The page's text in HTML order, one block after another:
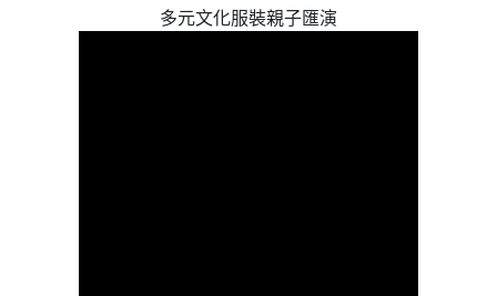
多元文化服裝親子匯演